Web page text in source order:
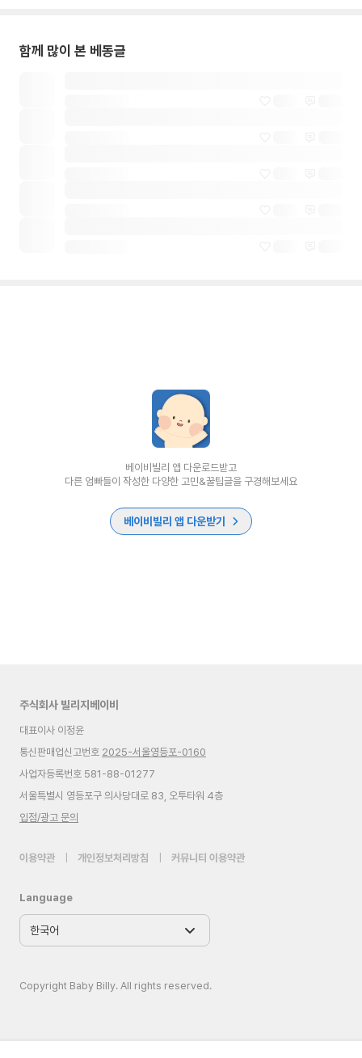
함께 많이 본 베동글
베이비빌리 앱 다운로드받고
다른 엄빠들이 작성한 다양한 고민&꿀팁글을 구경해보세요
베이비빌리 앱 다운받기
주식회사 빌리지베이비
대표이사 이정윤
통신판매업신고번호 2025-서울영등포-0160
사업자등록번호 581-88-01277
서울특별시 영등포구 의사당대로 83, 오투타워 4층
입점/광고 문의
이용약관 개인정보처리방침 커뮤니티 이용약관
Language
Copyright Baby Billy. All rights reserved.